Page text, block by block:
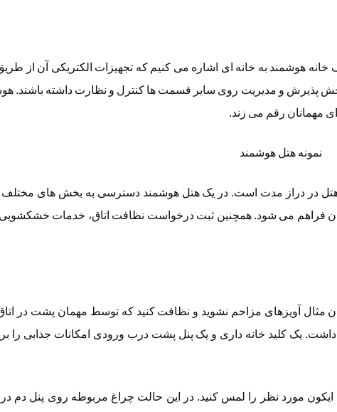
هوشمند به خانه ای اشاره می کنیم که تجهیزات الکتریکی آن از
پذیرش و مدیریت روی سایر قسمت ها کنترل و نظارت داشته باشند.
مهمانان رقم می زند.
در دراز مدت است. در یک هتل هوشمند دسترسی به بخش های مختلف
فراهم می شود. همچنین ثبت درخواست نظافت اتاق، خدمات خشکشویی
مثال آویزهای مزاحم نشوید و نظافت کنید که توسط مهمان پشت در
یک کلید خانه داری و یک پنل پشت درب ورودی امکانات جذابی را
مورد نظر را لمس کنید. در این حالت چراغ مربوطه روی پنل دم